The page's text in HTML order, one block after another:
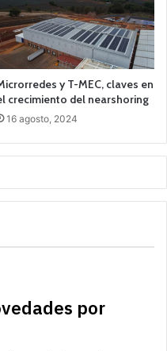
y T-MEC, claves en
crecimiento del nearshoring
16 agosto, 2024
por